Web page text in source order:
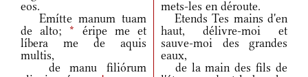
eos.
mets-les en déroute.
Emítte manum tuam
de alto;* éripe me et
líbera me de aquis
multis,
Etends Tes mains d'en
haut, délivre-moi et
sauve-moi des grandes
eaux,
de manu filiórum
de la main des fils de